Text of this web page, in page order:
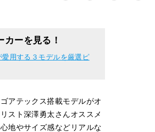
ーを見る！
用する３モデルを厳選ピ
アテックス搭載モデルがオ
スト深澤勇太さんオススメ
地やサイズ感などリアルな